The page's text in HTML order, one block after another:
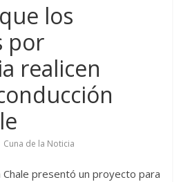
los
por
realicen
Cuna de la Noticia
Chale presentó un proyecto para